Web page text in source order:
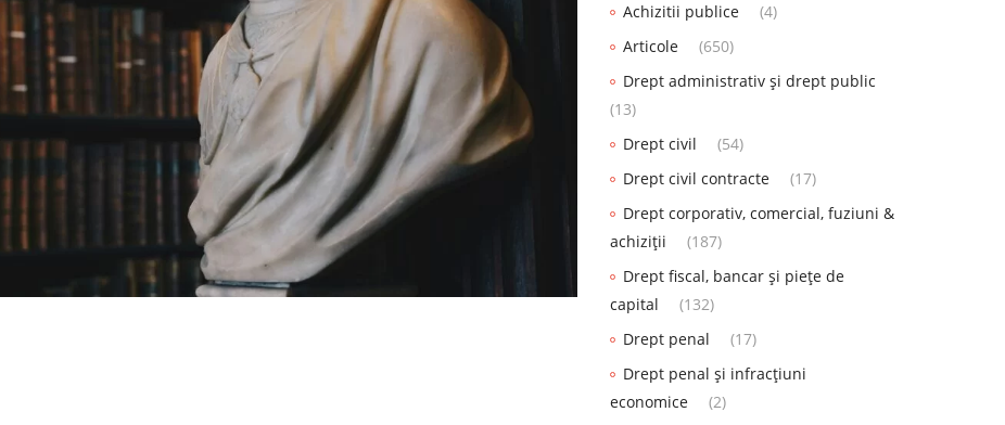
Achizitii publice
(4)
Articole
(650)
Drept administrativ și drept public
(13)
Drept civil
(54)
Drept civil contracte
(17)
Drept corporativ, comercial, fuziuni &
achiziții
(187)
Drept fiscal, bancar și piețe de
capital
(132)
Drept penal
(17)
Drept penal și infracțiuni
economice
(2)